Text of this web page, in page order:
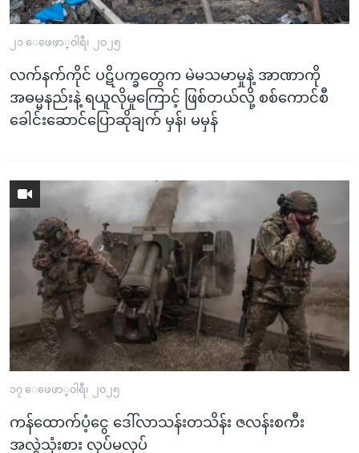
၂၁ ေဖေဖာ္၀ါရီ၊ ၂၀၂၅
လက်နက်ကိုင် ပဋိပက္ခတွေက မဲမသမာမှုနဲ့ အာဏာကို
အဓမ္မနည်းနဲ့ ရယူလိုမှုကြောင့် ဖြစ်တယ်လို့ စစ်ကောင်စီ
ခေါင်းဆောင်ပြောဆိုချက် မှန်၊ မမှန်
၁၇ ေဖေဖာ္၀ါရီ၊ ၂၀၂၅
ကန်ထောက်ပံ့ငွေ ဒေါ်လာသန်းတသိန်း ဇလန်းစကီး
အလွဲသုံးစား လုပ်မလုပ်